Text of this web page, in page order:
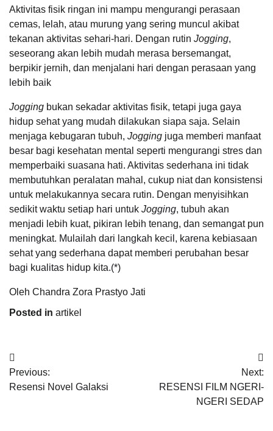
Aktivitas fisik ringan ini mampu mengurangi perasaan
cemas, lelah, atau murung yang sering muncul akibat
tekanan aktivitas sehari-hari. Dengan rutin Jogging,
seseorang akan lebih mudah merasa bersemangat,
berpikir jernih, dan menjalani hari dengan perasaan yang
lebih baik
Jogging bukan sekadar aktivitas fisik, tetapi juga gaya
hidup sehat yang mudah dilakukan siapa saja. Selain
menjaga kebugaran tubuh, Jogging juga memberi manfaat
besar bagi kesehatan mental seperti mengurangi stres dan
memperbaiki suasana hati. Aktivitas sederhana ini tidak
membutuhkan peralatan mahal, cukup niat dan konsistensi
untuk melakukannya secara rutin. Dengan menyisihkan
sedikit waktu setiap hari untuk Jogging, tubuh akan
menjadi lebih kuat, pikiran lebih tenang, dan semangat pun
meningkat. Mulailah dari langkah kecil, karena kebiasaan
sehat yang sederhana dapat memberi perubahan besar
bagi kualitas hidup kita.(*)
Oleh Chandra Zora Prastyo Jati
Posted in artikel
Post
navigation
Previous:
Resensi Novel Galaksi
Next:
RESENSI FILM NGERI-
NGERI SEDAP